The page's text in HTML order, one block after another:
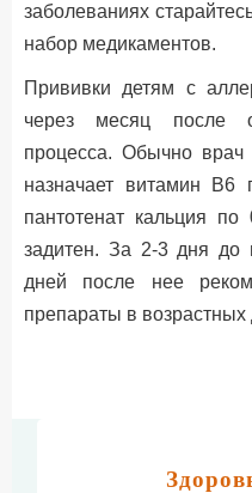
заболеваниях
набор медикаментов.
Прививки детям с
через месяц после
процесса. Обычно
назначает витамин
пантотенат кальция
задитен. За 2-3 дня до
дней после нее
препараты в возрастных